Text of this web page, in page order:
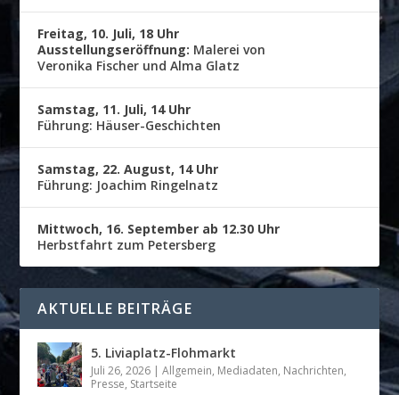
Freitag, 10. Juli, 18 Uhr
Ausstellungseröffnung: Malerei von
Veronika Fischer und Alma Glatz
Samstag, 11. Juli, 14 Uhr
Führung: Häuser-Geschichten
Samstag, 22. August, 14 Uhr
Führung: Joachim Ringelnatz
Mittwoch, 16. September ab 12.30 Uhr
Herbstfahrt zum Petersberg
AKTUELLE BEITRÄGE
5. Liviaplatz-Flohmarkt
Juli 26, 2026 |Allgemein, Mediadaten, Nachrichten,
Presse, Startseite